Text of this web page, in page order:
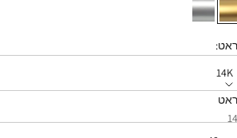
זהב צהובזהב לבן
14K